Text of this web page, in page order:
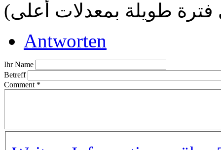
Antworten
Ihr Name
Betreff
Comment *